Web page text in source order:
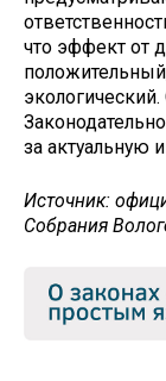
что эффект от
за актуальную
Источник:
Собрания